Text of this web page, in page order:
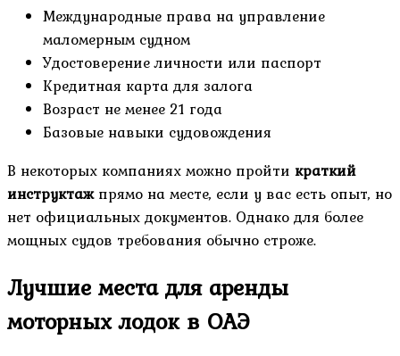
Международные права на управление
маломерным судном
Удостоверение личности или паспорт
Кредитная карта для залога
Возраст не менее 21 года
Базовые навыки судовождения
В некоторых компаниях можно пройти краткий
инструктажпрямо на месте, если у вас есть опыт, но
нет официальных документов. Однако для более
мощных судов требования обычно строже.
Лучшие места для аренды
моторных лодок в ОАЭ